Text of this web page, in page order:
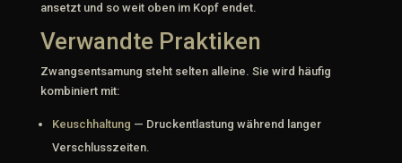
ansetzt und so weit oben im Kopf endet.
Verwandte Praktiken
Zwangsentsamung steht selten alleine. Sie wird häufig
kombiniert mit:
Keuschhaltung — Druckentlastung während langer
Verschlusszeiten.